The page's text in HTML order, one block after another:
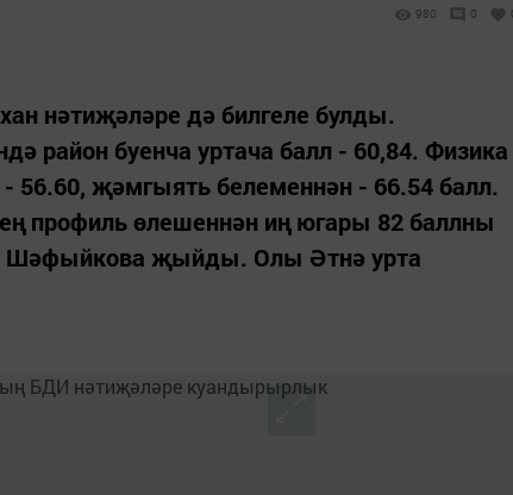
980 0
нәтиҗәләре дә билгеле булды.
район буенча уртача балл - 60,84. Физика
- 56.60, җәмгыять белеменнән - 66.54 балл.
профиль өлешеннән иң югары 82 баллны
Шәфыйкова җыйды. Олы Әтнә урта